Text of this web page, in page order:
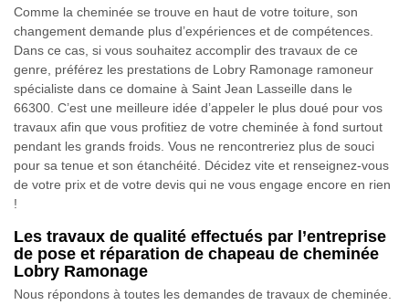
Comme la cheminée se trouve en haut de votre toiture, son
changement demande plus d’expériences et de compétences.
Dans ce cas, si vous souhaitez accomplir des travaux de ce
genre, préférez les prestations de Lobry Ramonage ramoneur
spécialiste dans ce domaine à Saint Jean Lasseille dans le
66300. C’est une meilleure idée d’appeler le plus doué pour vos
travaux afin que vous profitiez de votre cheminée à fond surtout
pendant les grands froids. Vous ne rencontreriez plus de souci
pour sa tenue et son étanchéité. Décidez vite et renseignez-vous
de votre prix et de votre devis qui ne vous engage encore en rien
!
Les travaux de qualité effectués par l’entreprise
de pose et réparation de chapeau de cheminée
Lobry Ramonage
Nous répondons à toutes les demandes de travaux de cheminée.